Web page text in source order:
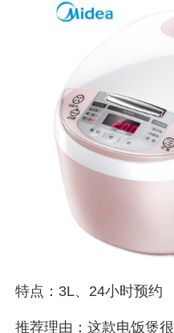
特点：3L、24小时预约
推荐理由：这款电饭煲